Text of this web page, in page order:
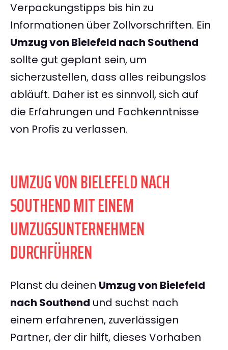
Verpackungstipps bis hin zu
Informationen über Zollvorschriften. Ein
Umzug von Bielefeld nach Southend
sollte gut geplant sein, um
sicherzustellen, dass alles reibungslos
abläuft. Daher ist es sinnvoll, sich auf
die Erfahrungen und Fachkenntnisse
von Profis zu verlassen.
UMZUG VON BIELEFELD NACH
SOUTHEND MIT EINEM
UMZUGSUNTERNEHMEN
DURCHFÜHREN
Planst du deinen Umzug von Bielefeld
nach Southend und suchst nach
einem erfahrenen, zuverlässigen
Partner, der dir hilft, dieses Vorhaben